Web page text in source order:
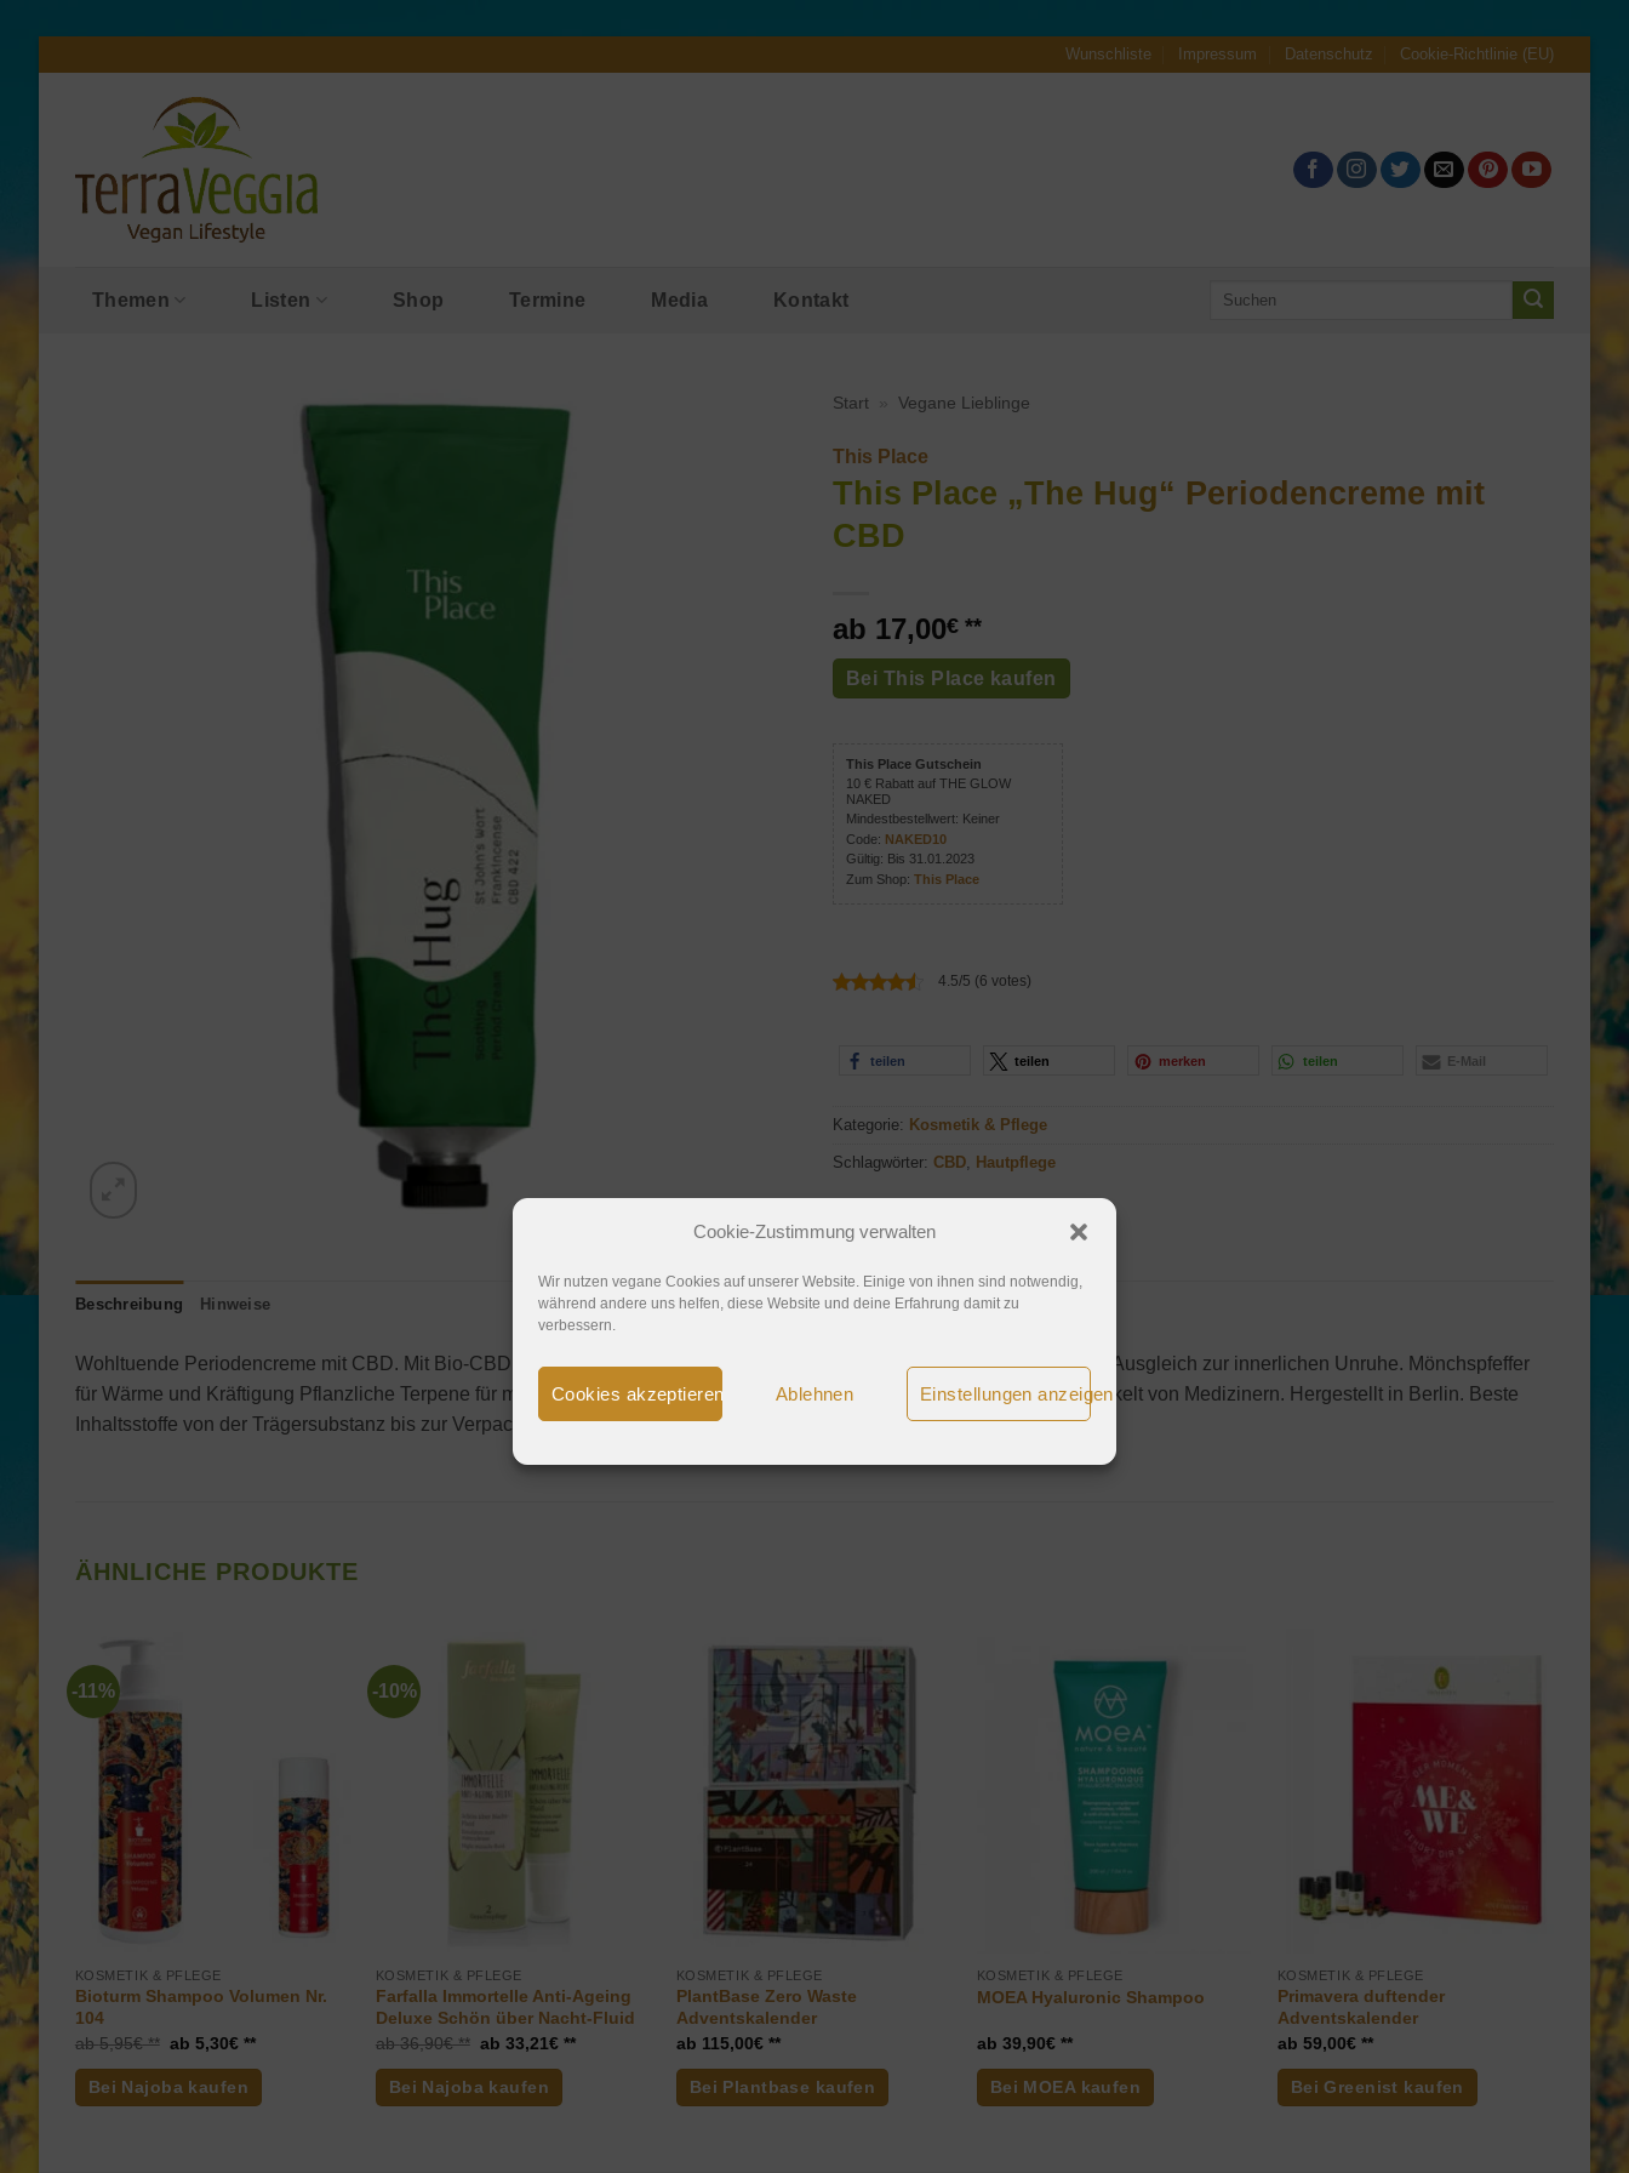
Cookie-Zustimmung verwalten
Wir nutzen vegane Cookies auf unserer Website. Einige von ihnen sind notwendig,
während andere uns helfen, diese Website und deine Erfahrung damit zu
verbessern.
Cookies akzeptieren Ablehnen Einstellungen anzeigen
Wunschliste Impressum Datenschutz Cookie-Richtlinie (EU)
Themen Listen Shop Termine Media Kontakt
Suche
Start Vegane Lieblinge
This Place
This Place „The Hug“ Periodencreme mit
CBD
17,00€
Bei This Place kaufen
This Place Gutschein
10 € Rabatt auf THE GLOW
NAKED
Mindestbestellwert: Keiner
Code: NAKED10
Gültig: Bis 31.01.2023
Zum Shop: This Place
4.5/5 (6 votes)
teilen teilen merken teilen E-Mail
Kategorie: Kosmetik & Pflege
Schlagwörter: CBD Hautpflege
Beschreibung Hinweise
Wohltuende Periodencreme mit CBD. Mit Bio-CBD 422 aus Schweizer Freilandanbau. Ingwer und Johanniskraut für den Ausgleich zur innerlichen Unruhe. Mönchspfeffer
für Wärme und Kräftigung Pflanzliche Terpene für maximale Wirkung. Extrakte aus Weihrauch und Seekieferrinde. Entwickelt von Medizinern. Hergestellt in Berlin. Beste
Inhaltsstoffe von der Trägersubstanz bis zur Verpackung. Clean, Vegan und 100% natürlich.
ÄHNLICHE PRODUKTE
-11%
KOSMETIK & PFLEGE
Bioturm Shampoo Volumen Nr.
104
5,95€
Ursprünglicher
5,95€
5,30€
Aktueller
ist:
Bei Najoba kaufen
-10%
KOSMETIK & PFLEGE
Farfalla Immortelle Anti-Ageing
Deluxe Schön über Nacht-Fluid
36,90€
Ursprünglicher
36,90€
33,21€
Aktueller
Bei Najoba kaufen
KOSMETIK & PFLEGE
PlantBase Zero Waste
Adventskalender
115,00€
Bei Plantbase kaufen
KOSMETIK & PFLEGE
MOEA Hyaluronic Shampoo
39,90€
Bei MOEA kaufen
KOSMETIK & PFLEGE
Primavera duftender
Adventskalender
59,00€
Bei Greenist kaufen